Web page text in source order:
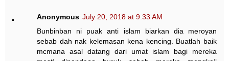
Anonymous July 20, 2018 at 9:33 AM
Bunbinban ni puak anti islam biarkan dia meroyan
sebab dah nak kelemasan kena kencing. Buatlah baik
mcmana asal datang dari umat islam bagi mereka